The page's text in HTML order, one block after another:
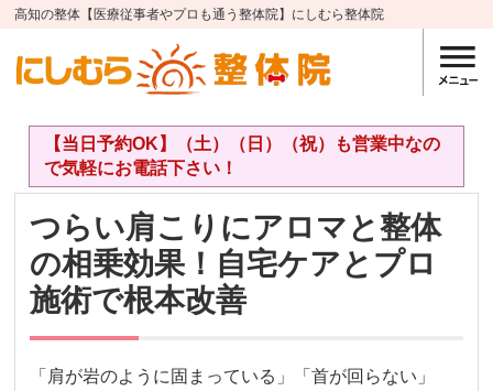
高知の整体【医療従事者やプロも通う整体院】にしむら整体院
【当日予約OK】（土）（日）（祝）も営業中なの
で気軽にお電話下さい！
つらい肩こりにアロマと整体
の相乗効果！自宅ケアとプロ
施術で根本改善
「肩が岩のように固まっている」「首が回らない」